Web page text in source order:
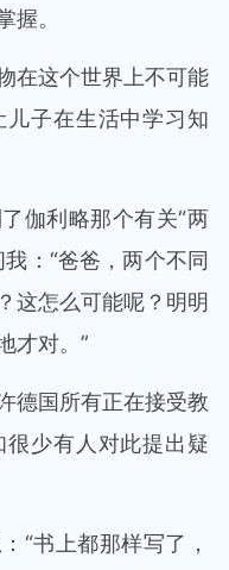
握。
在这个世界上不可能
子在生活中学习知
伽利略那个有关“两
：“爸爸，两个不同
这怎么可能呢？明明
才对。”
德国所有正在接受教
少有人对此提出疑
“书上都那样写了，